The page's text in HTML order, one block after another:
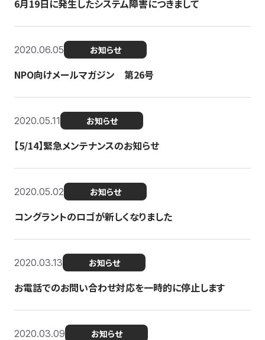
6月19日に発生したシステム障害につきまして
2020.06.05 お知らせ
NPO向けメールマガジン 第26号
2020.05.11 お知らせ
【5/14】緊急メンテナンスのお知らせ
2020.05.02 お知らせ
コングラントのロゴが新しくなりました
2020.03.13 お知らせ
お電話でのお問い合わせ対応を一時的に停止します
2020.03.09 お知らせ